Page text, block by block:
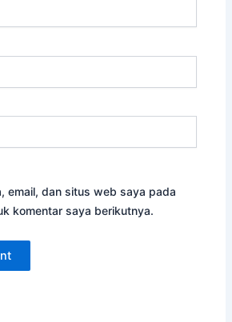
email, dan situs web saya pada
komentar saya berikutnya.